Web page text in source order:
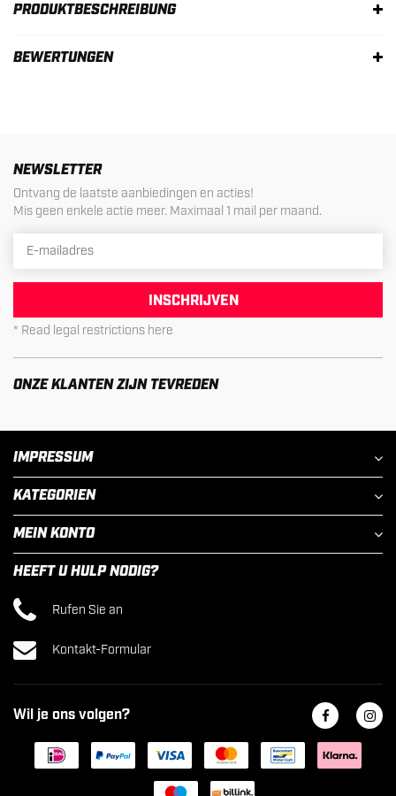
PRODUKTBESCHREIBUNG
BEWERTUNGEN
NEWSLETTER
Ontvang de laatste aanbiedingen en acties!
Mis geen enkele actie meer. Maximaal 1 mail per maand.
INSCHRIJVEN
* Read legal restrictions here
ONZE KLANTEN ZIJN TEVREDEN
IMPRESSUM
KATEGORIEN
MEIN KONTO
HEEFT U HULP NODIG?
Rufen Sie an
Kontakt-Formular
Wil je ons volgen?